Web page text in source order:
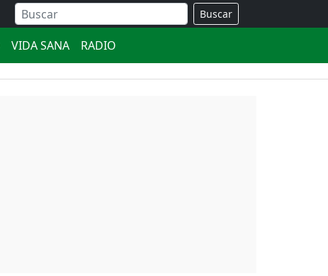
Buscar
VIDA SANA RADIO